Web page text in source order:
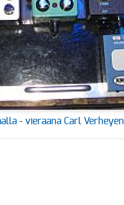
- vieraana Carl Verheyen